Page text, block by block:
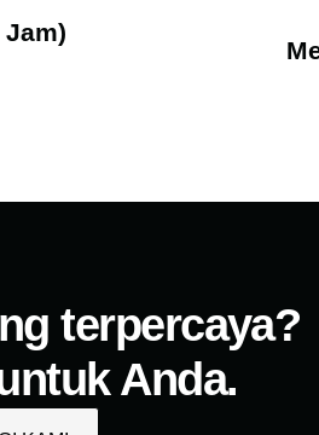
Jam)
terpercaya?
Anda.